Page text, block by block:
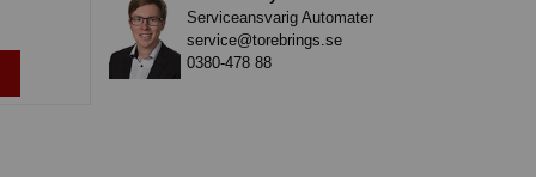
Serviceansvarig Automater
service@torebrings.se
0380-478 88